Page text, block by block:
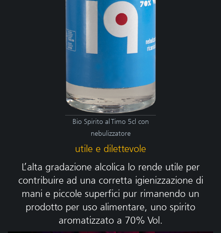
Bio Spirito al Timo 5cl con
nebulizzatore
utile e dilettevole
L’alta gradazione alcolica lo rende utile per
contribuire ad una corretta igienizzazione di
mani e piccole superfici pur rimanendo un
prodotto per uso alimentare, uno spirito
aromatizzato a 70% Vol.